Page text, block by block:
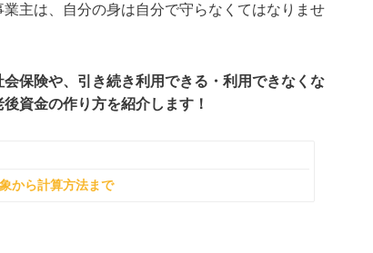
主は、自分の身は自分で守らなくてはなりませ
保険や、引き続き利用できる・利用できなくな
資金の作り方を紹介します！
から計算方法まで